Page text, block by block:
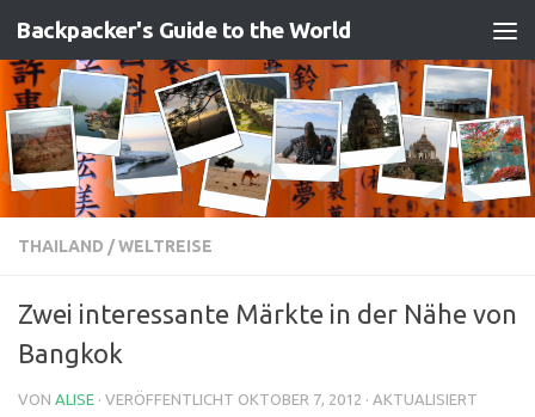
Zum Inhalt springen
Backpacker's Guide to the World
THAILAND /WELTREISE
Zwei interessante Märkte in der Nähe von
Bangkok
VON ALISE · VERÖFFENTLICHT OKTOBER 7, 2012 · AKTUALISIERT